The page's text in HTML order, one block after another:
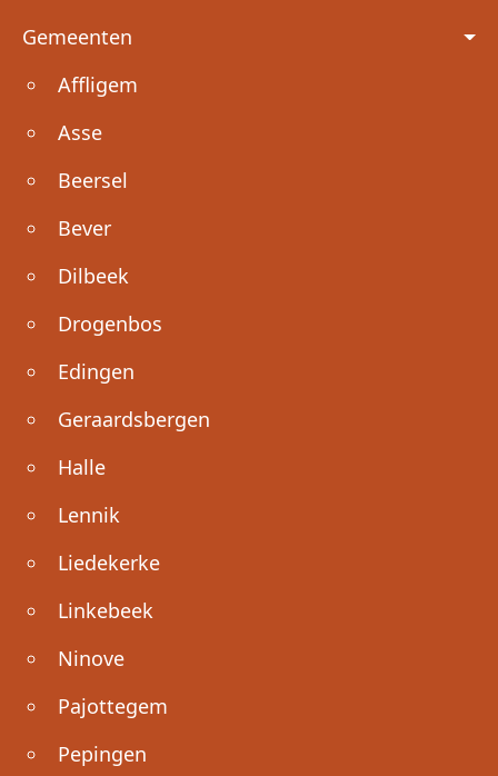
Voet
Gemeenten
Affligem
Asse
Beersel
Bever
Dilbeek
Drogenbos
Edingen
Geraardsbergen
Halle
Lennik
Liedekerke
Linkebeek
Ninove
Pajottegem
Pepingen